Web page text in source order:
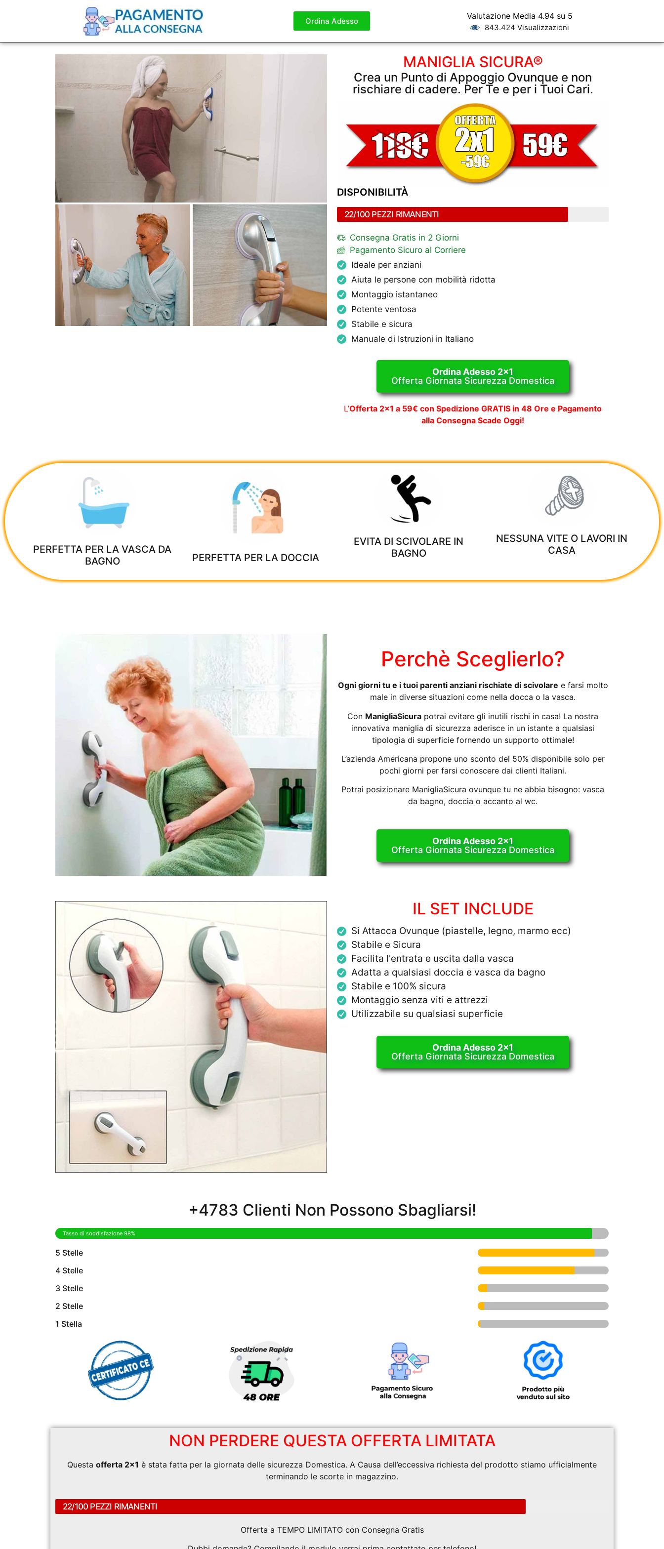
Ordina Adesso Valutazione Media 4.94 su 5
843.424 Visualizzazioni
MANIGLIA SICURA®
Crea un Punto di Appoggio Ovunque e non
rischiare di cadere. Per Te e per i Tuoi Cari.
DISPONIBILITÀ
22/100 PEZZI RIMANENTI
Consegna Gratis in 2 Giorni
Pagamento Sicuro al Corriere
Ideale per anziani
Aiuta le persone con mobilità ridotta
Montaggio istantaneo
Potente ventosa
Stabile e sicura
Manuale di Istruzioni in Italiano
Ordina Adesso 2x1
Offerta Giornata Sicurezza Domestica
L’Offerta 2×1 a 59€ con Spedizione GRATIS in 48 Ore e Pagamento
alla Consegna Scade Oggi!
PERFETTA PER LA VASCA DA
BAGNO
PERFETTA PER LA DOCCIA
EVITA DI SCIVOLARE IN
BAGNO
NESSUNA VITE O LAVORI IN
CASA
Perchè Sceglierlo?
Ogni giorni tu e i tuoi parenti anziani rischiate di scivolare e farsi molto
male in diverse situazioni come nella docca o la vasca.
Con ManigliaSicura potrai evitare gli inutili rischi in casa! La nostra
innovativa maniglia di sicurezza aderisce in un istante a qualsiasi
tipologia di superficie fornendo un supporto ottimale!
L’azienda Americana propone uno sconto del 50% disponibile solo per
pochi giorni per farsi conoscere dai clienti Italiani.
Potrai posizionare ManigliaSicura ovunque tu ne abbia bisogno: vasca
da bagno, doccia o accanto al wc.
Ordina Adesso 2x1
Offerta Giornata Sicurezza Domestica
IL SET INCLUDE
Si Attacca Ovunque (piastelle, legno, marmo ecc)
Stabile e Sicura
Facilita l'entrata e uscita dalla vasca
Adatta a qualsiasi doccia e vasca da bagno
Stabile e 100% sicura
Montaggio senza viti e attrezzi
Utilizzabile su qualsiasi superficie
Ordina Adesso 2x1
Offerta Giornata Sicurezza Domestica
+4783 Clienti Non Possono Sbagliarsi!
Tasso di soddisfazione 98%
5 Stelle
4 Stelle
3 Stelle
2 Stelle
1 Stella
NON PERDERE QUESTA OFFERTA LIMITATA
Questa offerta 2×1 è stata fatta per la giornata delle sicurezza Domestica. A Causa dell’eccessiva richiesta del prodotto stiamo ufficialmente
terminando le scorte in magazzino.
22/100 PEZZI RIMANENTI
Offerta a TEMPO LIMITATO con Consegna Gratis